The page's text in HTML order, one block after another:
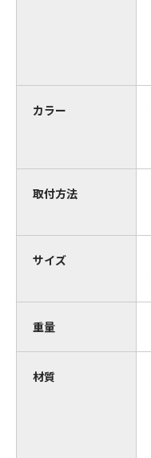
カラー
取付方法
サイズ
重量
材質